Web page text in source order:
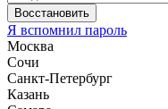
Восстановить
Я вспомнил пароль
Москва
Сочи
Санкт-Петербург
Казань